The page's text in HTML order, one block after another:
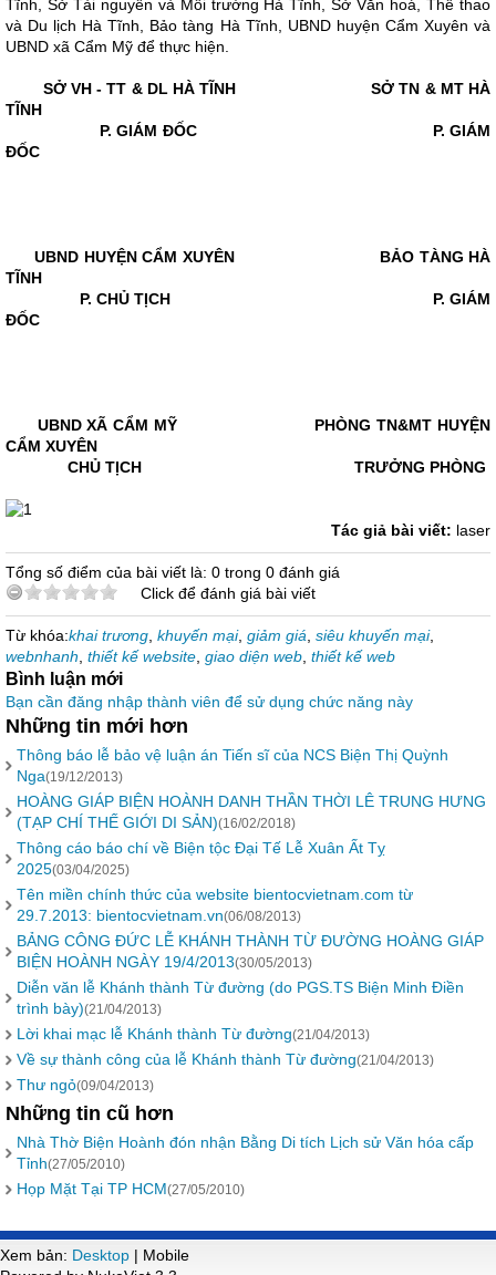
Tĩnh, Sở Tài nguyên và Môi trường Hà Tĩnh, Sở Văn hoá, Thể thao
và Du lịch Hà Tĩnh, Bảo tàng Hà Tĩnh, UBND huyện Cẩm Xuyên và
UBND xã Cẩm Mỹ để thực hiện.
SỞ VH - TT & DL HÀ TĨNH SỞ TN & MT HÀ
TĨNH
P. GIÁM ĐỐC P. GIÁM
ĐỐC
UBND HUYỆN CẨM XUYÊN BẢO TÀNG HÀ
TĨNH
P. CHỦ TỊCH P. GIÁM
ĐỐC
UBND XÃ CẨM MỸ PHÒNG TN&MT HUYỆN
CẨM XUYÊN
CHỦ TỊCH TRƯỞNG PHÒNG
Tác giả bài viết: laser
Tổng số điểm của bài viết là: 0 trong 0 đánh giá
Click để đánh giá bài viết
Từ khóa:khai trương khuyến mại, giảm giá siêu khuyến mại,
webnhanh thiết kế website giao diện web thiết kế web
Bình luận mới
Bạn cần đăng nhập thành viên để sử dụng chức năng này
Những tin mới hơn
Thông báo lễ bảo vệ luận án Tiến sĩ của NCS Biện Thị Quỳnh
Nga(19/12/2013)
HOÀNG GIÁP BIỆN HOÀNH DANH THẦN THỜI LÊ TRUNG HƯNG
(TẠP CHÍ THẾ GIỚI DI SẢN)(16/02/2018)
Thông cáo báo chí về Biện tộc Đại Tế Lễ Xuân Ất Tỵ
2025(03/04/2025)
Tên miền chính thức của website bientocvietnam.com từ
29.7.2013: bientocvietnam.vn(06/08/2013)
BẢNG CÔNG ĐỨC LỄ KHÁNH THÀNH TỪ ĐƯỜNG HOÀNG GIÁP
BIỆN HOÀNH NGÀY 19/4/2013(30/05/2013)
Diễn văn lễ Khánh thành Từ đường (do PGS.TS Biện Minh Điền
trình bày)(21/04/2013)
Lời khai mạc lễ Khánh thành Từ đường(21/04/2013)
Về sự thành công của lễ Khánh thành Từ đường(21/04/2013)
Thư ngỏ(09/04/2013)
Những tin cũ hơn
Nhà Thờ Biện Hoành đón nhận Bằng Di tích Lịch sử Văn hóa cấp
Tỉnh(27/05/2010)
Họp Mặt Tại TP HCM(27/05/2010)
Xem bản: Desktop | Mobile